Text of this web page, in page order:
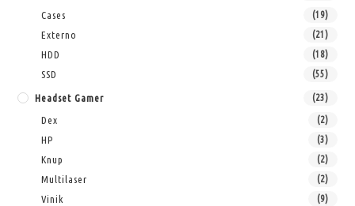
Cases (19)
Externo (21)
HDD (18)
SSD (55)
Headset Gamer (23)
Dex (2)
HP (3)
Knup (2)
Multilaser (2)
Vinik (9)